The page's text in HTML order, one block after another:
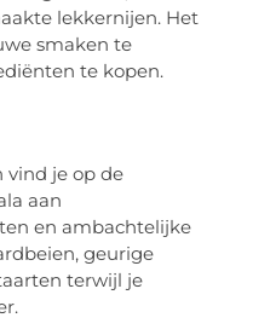
lekkernijen. Het
smaken te
te kopen.
vind je op de
aan
en ambachtelijke
geurige
terwijl je